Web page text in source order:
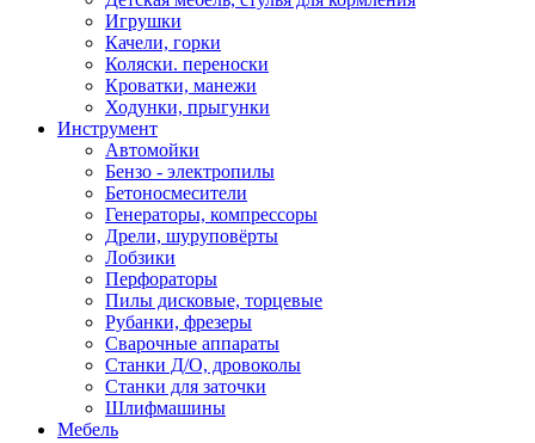
Игрушки
Качели, горки
Коляски. переноски
Кроватки, манежи
Ходунки, прыгунки
Инструмент
Автомойки
Бензо - электропилы
Бетоносмесители
Генераторы, компрессоры
Дрели, шуруповёрты
Лобзики
Перфораторы
Пилы дисковые, торцевые
Рубанки, фрезеры
Сварочные аппараты
Станки Д/О, дровоколы
Станки для заточки
Шлифмашины
Мебель